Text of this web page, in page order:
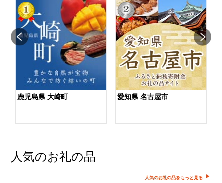
鹿児島県 大崎町 愛知県 名古屋市
人気のお礼の品
人気のお礼の品をもっと見る